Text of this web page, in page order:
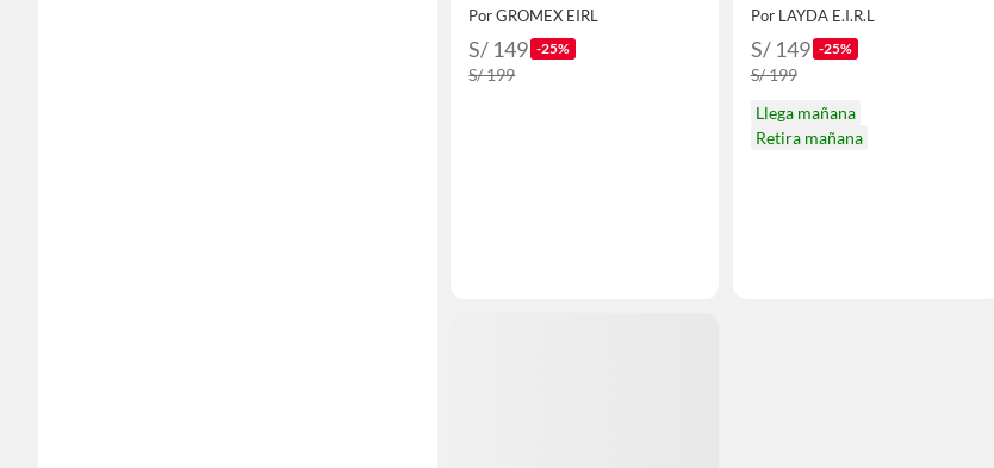
Por GROMEX EIRL
S/ 149 -25%
S/ 199
Por LAYDA E.I.R.L
S/ 149 -25%
S/ 199
Llega mañana
Retira mañana